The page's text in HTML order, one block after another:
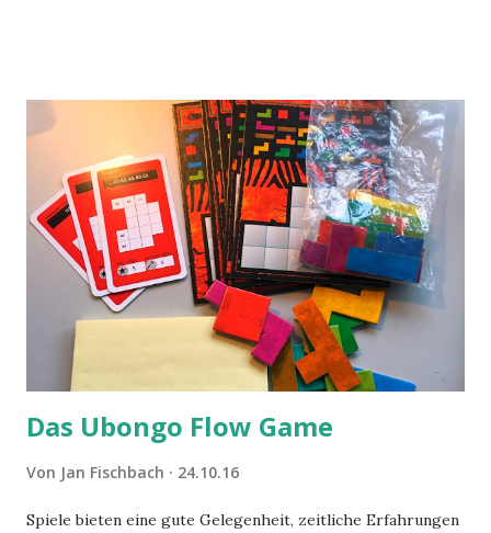
Das Ubongo Flow Game
Von Jan Fischbach 24.10.16
Spiele bieten eine gute Gelegenheit, zeitliche Erfahrungen